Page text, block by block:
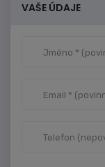
VAŠE ÚDAJE